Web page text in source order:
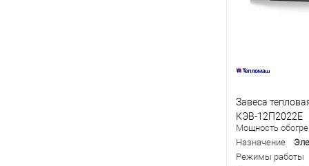
Завеса
КЭВ-12П2022Е
Мощность
Назначение
Режимы работы